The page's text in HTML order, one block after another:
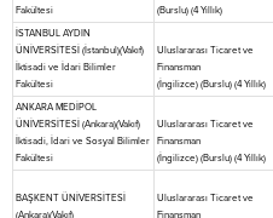
Fakültesi
(Burslu) (4 Yıllık)
İSTANBUL AYDIN
ÜNİVERSİTESİ (İstanbul)(Vakıf)
İktisadi ve İdari Bilimler
Fakültesi
Uluslararası Ticaret ve
Finansman
(İngilizce) (Burslu) (4 Yıllık)
ANKARA MEDİPOL
ÜNİVERSİTESİ (Ankara)(Vakıf)
İktisadi, İdari ve Sosyal Bilimler
Fakültesi
Uluslararası Ticaret ve
Finansman
(İngilizce) (Burslu) (4 Yıllık)
BAŞKENT ÜNİVERSİTESİ
(Ankara)(Vakıf)
Uluslararası Ticaret ve
Finansman